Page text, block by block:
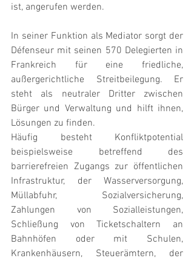
ist, angerufen werden.
In seiner Funktion als Mediator sorgt der
Défenseur mit seinen 570 Delegierten in
Frankreich für eine friedliche,
außergerichtliche Streitbeilegung. Er
steht als neutraler Dritter zwischen
Bürger und Verwaltung und hilft ihnen,
Lösungen zu finden.
Häufig besteht Konfliktpotential
beispielsweise betreffend des
barrierefreien Zugangs zur öffentlichen
Infrastruktur, der Wasserversorgung,
Müllabfuhr, Sozialversicherung,
Zahlungen von Sozialleistungen,
Schließung von Ticketschaltern an
Bahnhöfen oder mit Schulen,
Krankenhäusern, Steuerämtern, der